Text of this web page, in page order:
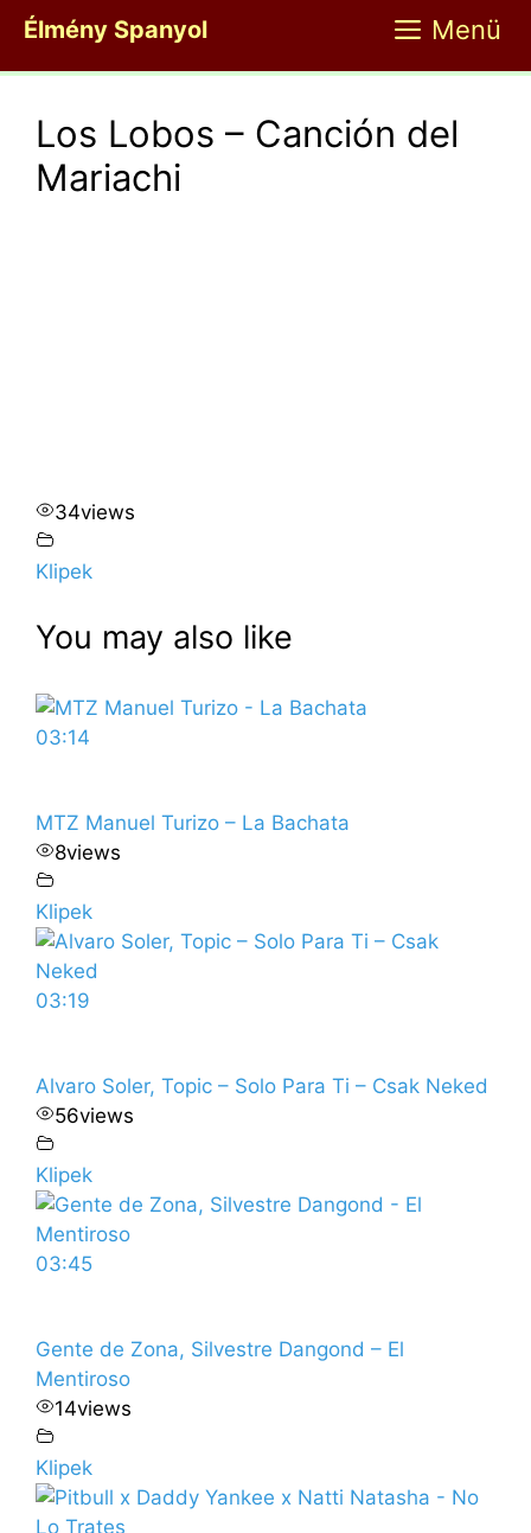
Kilépés
tartalomba
Élmény Spanyol Menü
Los Lobos – Canción del
Mariachi
34views
Klipek
You may also like
03:14
MTZ Manuel Turizo – La Bachata
8views
Klipek
03:19
Alvaro Soler, Topic – Solo Para Ti – Csak Neked
56views
Klipek
03:45
Gente de Zona, Silvestre Dangond – El
Mentiroso
14views
Klipek